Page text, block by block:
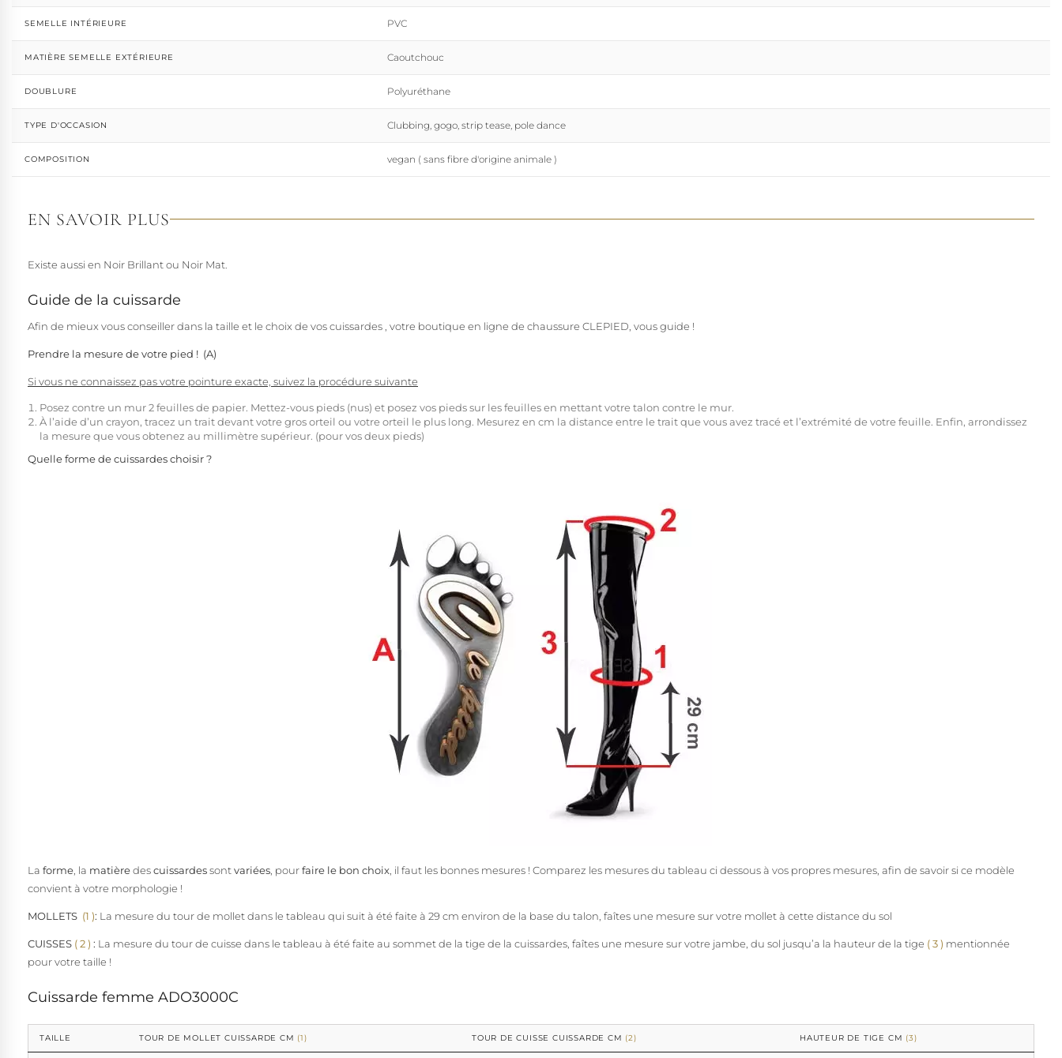
SEMELLE INTÉRIEURE PVC
MATIÈRE SEMELLE EXTÉRIEURE Caoutchouc
DOUBLURE Polyuréthane
TYPE D'OCCASION Clubbing, gogo, strip tease, pole dance
COMPOSITION vegan ( sans fibre d'origine animale )
EN SAVOIR PLUS
Existe aussi en Noir Brillant ou Noir Mat.
Guide de la cuissarde
Afin de mieux vous conseiller dans la taille et le choix de vos cuissardes , votre boutique en ligne de chaussure CLEPIED, vous guide !
Prendre la mesure de votre pied ! (A)
Si vous ne connaissez pas votre pointure exacte, suivez la procédure suivante
Posez contre un mur 2 feuilles de papier. Mettez-vous pieds (nus) et posez vos pieds sur les feuilles en mettant votre talon contre le mur.
À l’aide d’un crayon, tracez un trait devant votre gros orteil ou votre orteil le plus long. Mesurez en cm la distance entre le trait que vous avez tracé et l’extrémité de votre feuille. Enfin, arrondissez
la mesure que vous obtenez au millimètre supérieur. (pour vos deux pieds)
Quelle forme de cuissardes choisir ?
La forme , la matièredescuissardessontvariées , pourfaire le bon choix , il faut les bonnes mesures ! Comparez les mesures du tableau ci dessous à vos propres mesures, afin de savoir si ce modèle
convient à votre morphologie !
MOLLETS (1 ): La mesure du tour de mollet dans le tableau qui suit à été faite à 29 cm environ de la base du talon, faîtes une mesure sur votre mollet à cette distance du sol
CUISSES ( 2) : La mesure du tour de cuisse dans le tableau à été faite au sommet de la tige de la cuissardes, faîtes une mesure sur votre jambe, du sol jusqu’a la hauteur de la tige ( 3 ) mentionnée
pour votre taille !
Cuissarde femme ADO3000C
TAILLE TOUR DE MOLLET CUISSARDE CM (1) TOUR DE CUISSE CUISSARDE CM (2) HAUTEUR DE TIGE CM (3)